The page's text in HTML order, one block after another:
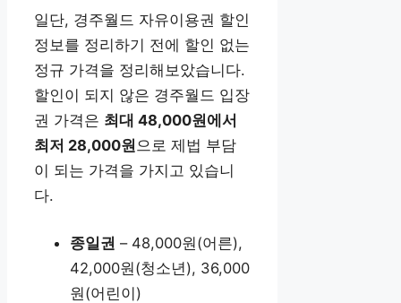
일단, 경주월드 자유이용권 할인
정보를 정리하기 전에 할인 없는
정규 가격을 정리해보았습니다.
할인이 되지 않은 경주월드 입장
권 가격은 최대 48,000원에서
최저 28,000원 으로 제법 부담
이 되는 가격을 가지고 있습니
다.
종일권 – 48,000원(어른),
42,000원(청소년), 36,000
원(어린이)